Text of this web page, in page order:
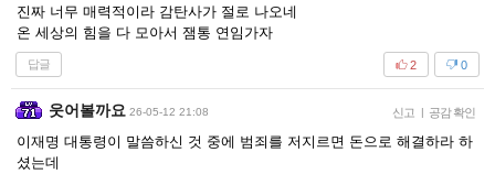
진짜 너무 매력적이라 감탄사가 절로 나오네
온 세상의 힘을 다 모아서 잼통 연임가자
답글 0
2
웃어볼까요 26-05-12 21:08 신고 | 공감 확인
이재명 대통령이 말씀하신 것 중에 범죄를 저지르면 돈으로 해결하라 하
셨는데